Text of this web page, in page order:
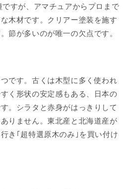
すが、アマチュアからプロまで
木材です。クリアー塗装を施す
節が多いのが唯一の欠点です。
です。古くは木型に多く使われ
く形状の安定感もある、日本の
。シラタと赤身がはっきりして
りません。東北産と北海道産が
き｢超特選原木のみ｣を買い付け